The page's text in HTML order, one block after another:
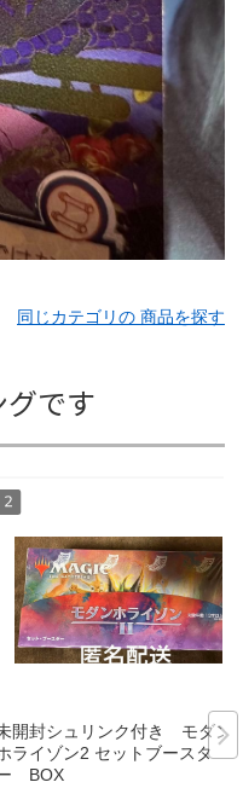
同じカテゴリの 商品を探す
です
開封シュリンク付き モダン
ライゾン2 セットブースタ
BOX